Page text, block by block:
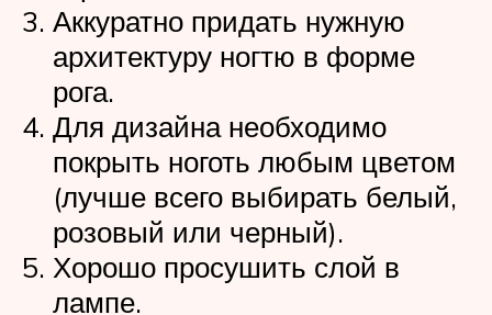
Аккуратно придать нужную
архитектуру ногтю в форме
рога.
Для дизайна необходимо
покрыть ноготь любым цветом
(лучше всего выбирать белый,
розовый или черный).
Хорошо просушить слой в
лампе.